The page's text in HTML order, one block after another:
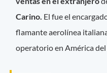
Carino. El fue el
flamante aerolínea
operatorio en América del